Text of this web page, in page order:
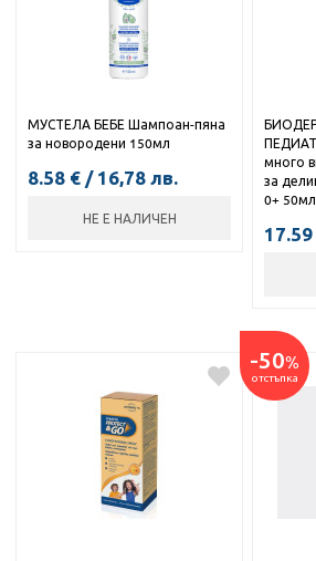
МУСТЕЛА БЕБЕ Шампоан-пяна
за новородени 150мл
8.58 € / 16,78 лв.
НЕ Е НАЛИЧЕН
много
за
0+ 50мл
17.59
-50%
отстъпка